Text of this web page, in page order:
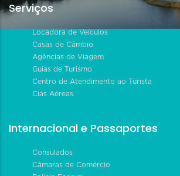
Serviços
Locadora de Veículos
Casas de Câmbio
Agências de Viagem
Guias de Turismo
Centro de Atendimento ao Turista
Cias Aéreas
Internacional e Passaportes
Consulados
Câmaras de Comércio